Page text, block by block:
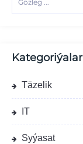
Kategoriýalar
Täzelik
IT
Syýasat